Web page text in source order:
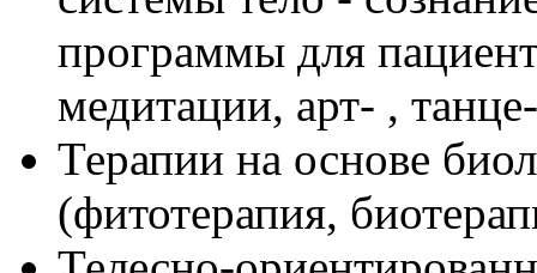
программы для
медитации, арт- ,
Терапии на основе
(фитотерапия,